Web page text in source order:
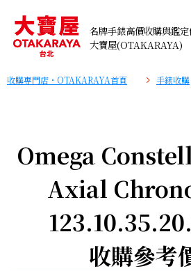
名牌手錶高價收購與鑑
大寶屋(OTAKARAYA)
收購專門店・OTAKARAYA首頁 手錶收購
Omega
Axial
收購參考